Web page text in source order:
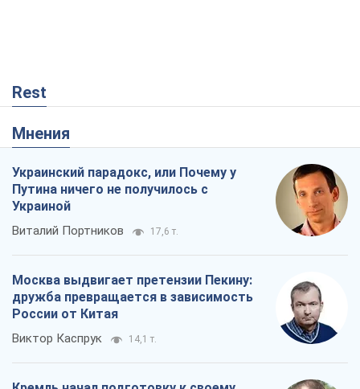
Rest
Мнения
Украинский парадокс, или Почему у
Путина ничего не получилось с
Украиной
Виталий Портников 17,6 т.
Москва выдвигает претензии Пекину:
дружба превращается в зависимость
России от Китая
Виктор Каспрук 14,1 т.